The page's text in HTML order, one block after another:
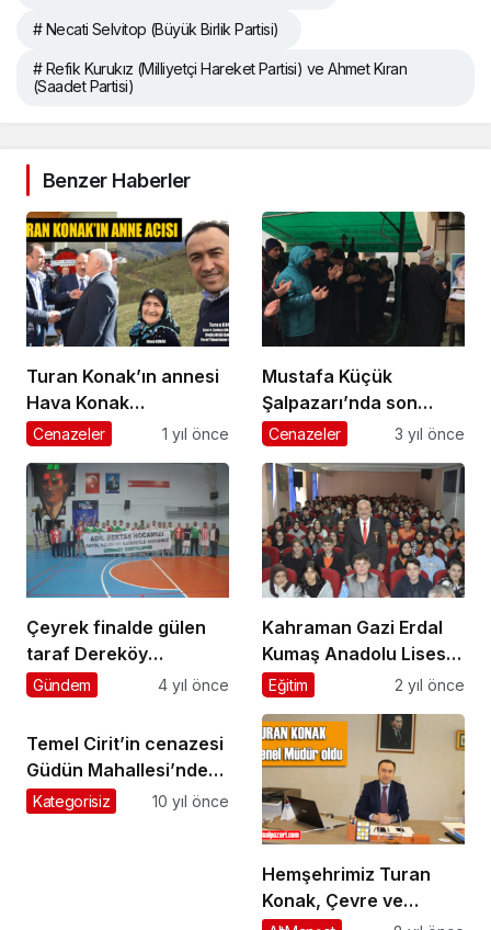
# Necati Selvitop (Büyük Birlik Partisi)
# Refik Kurukız (Milliyetçi Hareket Partisi) ve Ahmet Kıran
(Saadet Partisi)
Benzer Haberler
Turan Konak’ın annesi
Hava Konak
Şalpazarı’nda
Cenazeler 1 yıl önce
Mustafa Küçük
Şalpazarı’nda son
yolculuğuna uğurlandı
Cenazeler 3 yıl önce
Çeyrek finalde gülen
taraf Dereköy
Kartalspor oldu : 3-2
Gündem 4 yıl önce
Kahraman Gazi Erdal
Kumaş Anadolu Lisesi
öğrencilerine anılarını
Eğitim 2 yıl önce
Temel Cirit’in cenazesi
Güdün Mahallesi’nde
toprağa verildi
Kategorisiz 10 yıl önce
Hemşehrimiz Turan
Konak, Çevre ve